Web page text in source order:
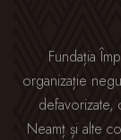
Fundația
organizație
defavorizate,
Neamț și alte